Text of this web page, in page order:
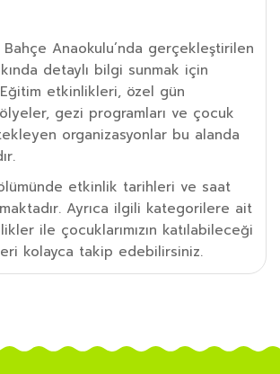
Bahçe Anaokulu’nda gerçekleştirilen
detaylı bilgi sunmak için
Eğitim etkinlikleri, özel gün
gezi programları ve çocuk
organizasyonlar bu alanda
etkinlik tarihleri ve saat
Ayrıca ilgili kategorilere ait
ile çocuklarımızın katılabileceği
kolayca takip edebilirsiniz.